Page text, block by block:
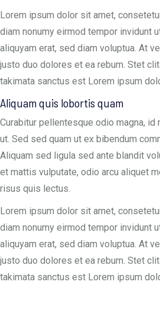
Lorem ipsum dolor sit amet,
diam nonumy eirmod tempor invidunt
aliquyam erat, sed diam voluptua. At
justo duo dolores et ea rebum. Stet
takimata sanctus est Lorem ipsum
Aliquam quis lobortis quam
Curabitur pellentesque odio magna, id
ut. Sed sed quam ut ex bibendum
Aliquam sed ligula sed ante blandit
et mattis vulputate, odio arcu aliquet
risus quis lectus.
Lorem ipsum dolor sit amet,
diam nonumy eirmod tempor invidunt
aliquyam erat, sed diam voluptua. At
justo duo dolores et ea rebum. Stet
takimata sanctus est Lorem ipsum